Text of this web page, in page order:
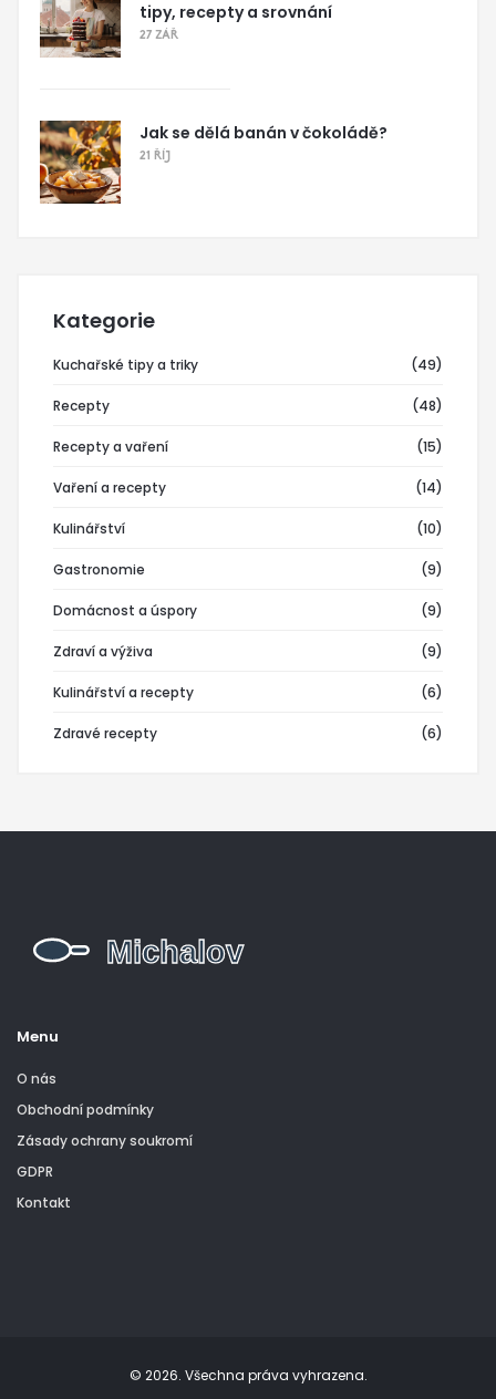
tipy, recepty a srovnání
27 ZÁŘ
Jak se dělá banán v čokoládě?
21 ŘÍJ
Kategorie
Kuchařské tipy a triky (49)
Recepty (48)
Recepty a vaření (15)
Vaření a recepty (14)
Kulinářství (10)
Gastronomie (9)
Domácnost a úspory (9)
Zdraví a výživa (9)
Kulinářství a recepty (6)
Zdravé recepty (6)
Menu
O nás
Obchodní podmínky
Zásady ochrany soukromí
GDPR
Kontakt
© 2026. Všechna práva vyhrazena.